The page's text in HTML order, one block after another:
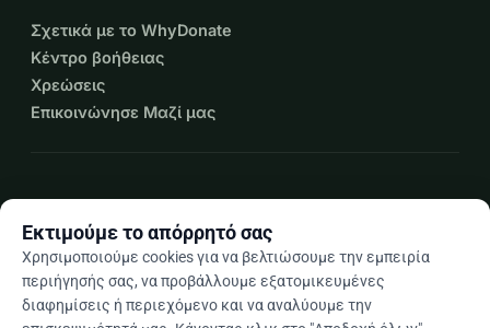
Σχετικά με το WhyDonate
Κέντρο βοήθειας
Χρεώσεις
Επικοινώνησε Μαζί μας
Εκτιμούμε το απόρρητό σας
Χρησιμοποιούμε cookies για να βελτιώσουμε την εμπειρία
περιήγησής σας, να προβάλλουμε εξατομικευμένες
διαφημίσεις ή περιεχόμενο και να αναλύουμε την